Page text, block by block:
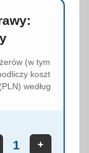
(w tym
koszt
według
+